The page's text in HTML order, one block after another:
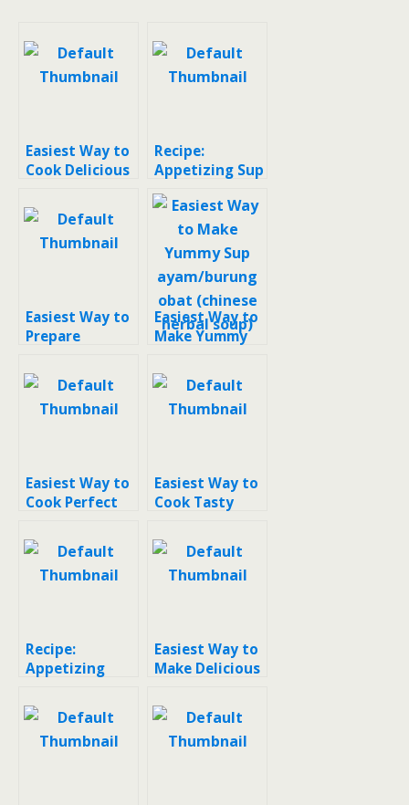
Easiest Way to
Cook Delicious
steam Chinese
herbal / ayam
steam obat /
Recipe:
Appetizing Sup
ayam obat
patin (obat
herbal patin)
Easiest Way to
Prepare
165) Obat
Batuk Herbal
Easiest Way to
Make Yummy
ayam/burung
obat (chinese
herbal soup)
Easiest Way to
Cook Perfect
Herbal / Ciapo
Easiest Way to
Cook Tasty
chicken soup /
sup ayam obat
Recipe:
Appetizing
pilek herbal
Easiest Way to
Make Delicious
SeCengHe
(obat herbal
untuk penyakit